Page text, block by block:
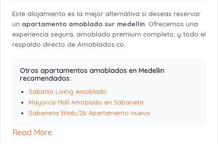
Este alojamiento es la mejor alternativa si deseas reservar
un apartamento amoblado sur medellin . Ofrecemos una
experiencia segura, amoblado premium completo, y todo el
respaldo directo de Amoblados.co.
Otros apartamentos amoblados en Medellin
recomendados:
Sabatto Living Amoblado
Mayorca Mall Amoblado en Sabaneta
Sabaneta 3Hab/2b Apartamento nuevo
Read More